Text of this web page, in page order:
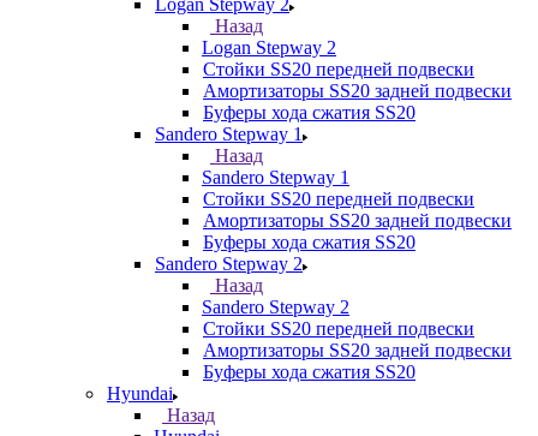
Logan Stepway 2
Назад
Logan Stepway 2
Стойки SS20 передней подвески
Амортизаторы SS20 задней подвески
Буферы хода сжатия SS20
Sandero Stepway 1
Назад
Sandero Stepway 1
Стойки SS20 передней подвески
Амортизаторы SS20 задней подвески
Буферы хода сжатия SS20
Sandero Stepway 2
Назад
Sandero Stepway 2
Стойки SS20 передней подвески
Амортизаторы SS20 задней подвески
Буферы хода сжатия SS20
Hyundai
Назад